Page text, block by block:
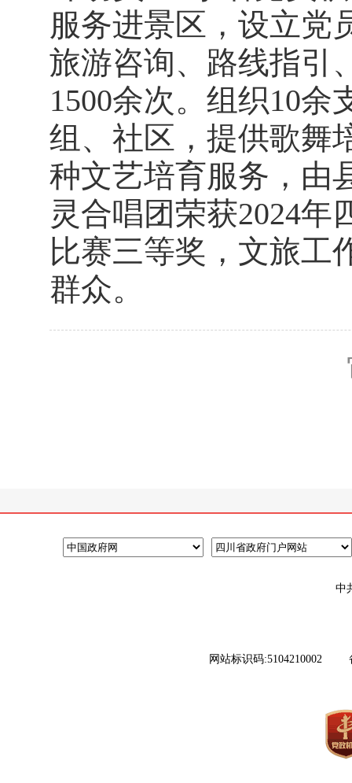
服务进景区，设立党
旅游咨询、路线指引
1500余次。组织10余
组、社区，提供歌舞
种文艺培育服务，由
灵合唱团荣获2024
比赛三等奖，文旅工
群众。
中
网站标识码:5104210002